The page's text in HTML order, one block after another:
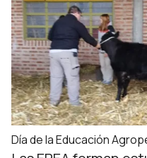
Día de la Educación